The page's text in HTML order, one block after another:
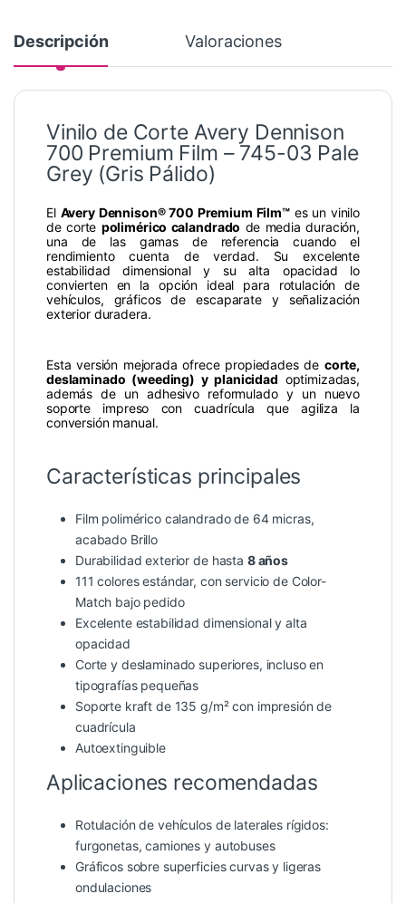
Descripción Valoraciones
Vinilo de Corte Avery Dennison
700 Premium Film – 745-03 Pale
Grey (Gris Pálido)
El Avery Dennison® 700 Premium Film™es un vinilo
de corte polimérico calandrado de media duración,
una de las gamas de referencia cuando el
rendimiento cuenta de verdad. Su excelente
estabilidad dimensional y su alta opacidad lo
convierten en la opción ideal para rotulación de
vehículos, gráficos de escaparate y señalización
exterior duradera.
Esta versión mejorada ofrece propiedades de corte,
deslaminado (weeding) y planicidad optimizadas,
además de un adhesivo reformulado y un nuevo
soporte impreso con cuadrícula que agiliza la
conversión manual.
Características principales
Film polimérico calandrado de 64 micras,
acabado Brillo
Durabilidad exterior de hasta 8 años
111 colores estándar, con servicio de Color-
Match bajo pedido
Excelente estabilidad dimensional y alta
opacidad
Corte y deslaminado superiores, incluso en
tipografías pequeñas
Soporte kraft de 135 g/m² con impresión de
cuadrícula
Autoextinguible
Aplicaciones recomendadas
Rotulación de vehículos de laterales rígidos:
furgonetas, camiones y autobuses
Gráficos sobre superficies curvas y ligeras
ondulaciones